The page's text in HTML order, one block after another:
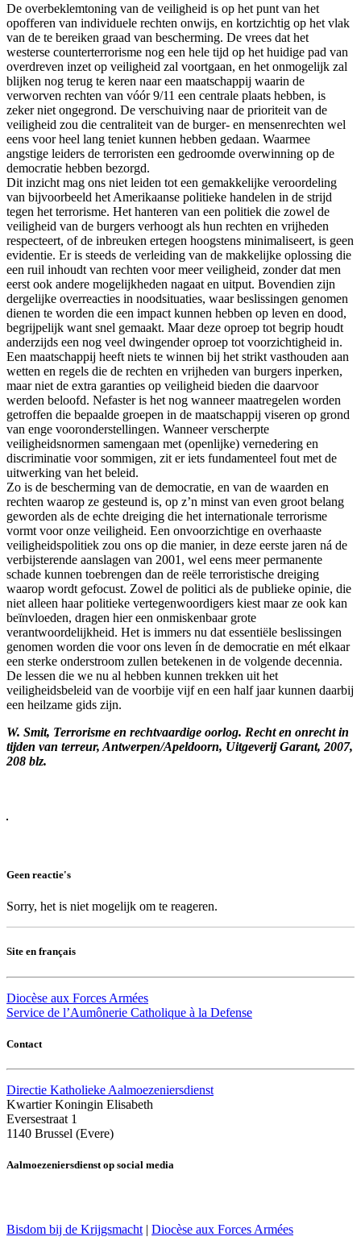
De overbeklemtoning van de veiligheid is op het punt van het
opofferen van individuele rechten onwijs, en kortzichtig op het vlak
van de te bereiken graad van bescherming. De vrees dat het
westerse counterterrorisme nog een hele tijd op het huidige pad van
overdreven inzet op veiligheid zal voortgaan, en het onmogelijk zal
blijken nog terug te keren naar een maatschappij waarin de
verworven rechten van vóór 9/11 een centrale plaats hebben, is
zeker niet ongegrond. De verschuiving naar de prioriteit van de
veiligheid zou die centraliteit van de burger- en mensenrechten wel
eens voor heel lang teniet kunnen hebben gedaan. Waarmee
angstige leiders de terroristen een gedroomde overwinning op de
democratie hebben bezorgd.
Dit inzicht mag ons niet leiden tot een gemakkelijke veroordeling
van bijvoorbeeld het Amerikaanse politieke handelen in de strijd
tegen het terrorisme. Het hanteren van een politiek die zowel de
veiligheid van de burgers verhoogt als hun rechten en vrijheden
respecteert, of de inbreuken ertegen hoogstens minimaliseert, is geen
evidentie. Er is steeds de verleiding van de makkelijke oplossing die
een ruil inhoudt van rechten voor meer veiligheid, zonder dat men
eerst ook andere mogelijkheden nagaat en uitput. Bovendien zijn
dergelijke overreacties in noodsituaties, waar beslissingen genomen
dienen te worden die een impact kunnen hebben op leven en dood,
begrijpelijk want snel gemaakt. Maar deze oproep tot begrip houdt
anderzijds een nog veel dwingender oproep tot voorzichtigheid in.
Een maatschappij heeft niets te winnen bij het strikt vasthouden aan
wetten en regels die de rechten en vrijheden van burgers inperken,
maar niet de extra garanties op veiligheid bieden die daarvoor
werden beloofd. Nefaster is het nog wanneer maatregelen worden
getroffen die bepaalde groepen in de maatschappij viseren op grond
van enge vooronderstellingen. Wanneer verscherpte
veiligheidsnormen samengaan met (openlijke) vernedering en
discriminatie voor sommigen, zit er iets fundamenteel fout met de
uitwerking van het beleid.
Zo is de bescherming van de democratie, en van de waarden en
rechten waarop ze gesteund is, op z’n minst van even groot belang
geworden als de echte dreiging die het internationale terrorisme
vormt voor onze veiligheid. Een onvoorzichtige en overhaaste
veiligheidspolitiek zou ons op die manier, in deze eerste jaren ná de
verbijsterende aanslagen van 2001, wel eens meer permanente
schade kunnen toebrengen dan de reële terroristische dreiging
waarop wordt gefocust. Zowel de politici als de publieke opinie, die
niet alleen haar politieke vertegenwoordigers kiest maar ze ook kan
beïnvloeden, dragen hier een onmiskenbaar grote
verantwoordelijkheid. Het is immers nu dat essentiële beslissingen
genomen worden die voor ons leven ín de democratie en mét elkaar
een sterke onderstroom zullen betekenen in de volgende decennia.
De lessen die we nu al hebben kunnen trekken uit het
veiligheidsbeleid van de voorbije vijf en een half jaar kunnen daarbij
een heilzame gids zijn.
W. Smit, Terrorisme en rechtvaardige oorlog. Recht en onrecht in
tijden van terreur, Antwerpen/Apeldoorn, Uitgeverij Garant, 2007,
208 blz.
Geen reactie's
Sorry, het is niet mogelijk om te reageren.
Site en français
Diocèse aux Forces Armées
Service de l’Aumônerie Catholique à la Defense
Contact
Directie Katholieke Aalmoezeniersdienst
Kwartier Koningin Elisabeth
Eversestraat 1
1140 Brussel (Evere)
Aalmoezeniersdienst op social media
Bisdom bij de Krijgsmacht | Diocèse aux Forces Armées